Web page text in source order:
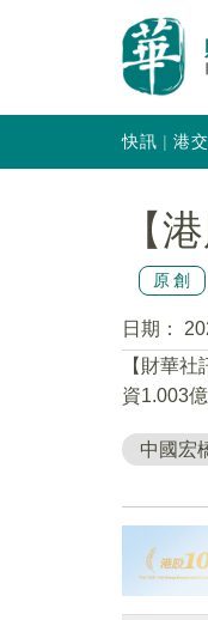
快訊 港
【
原創
日期：
【財華
資1.003
中國宏